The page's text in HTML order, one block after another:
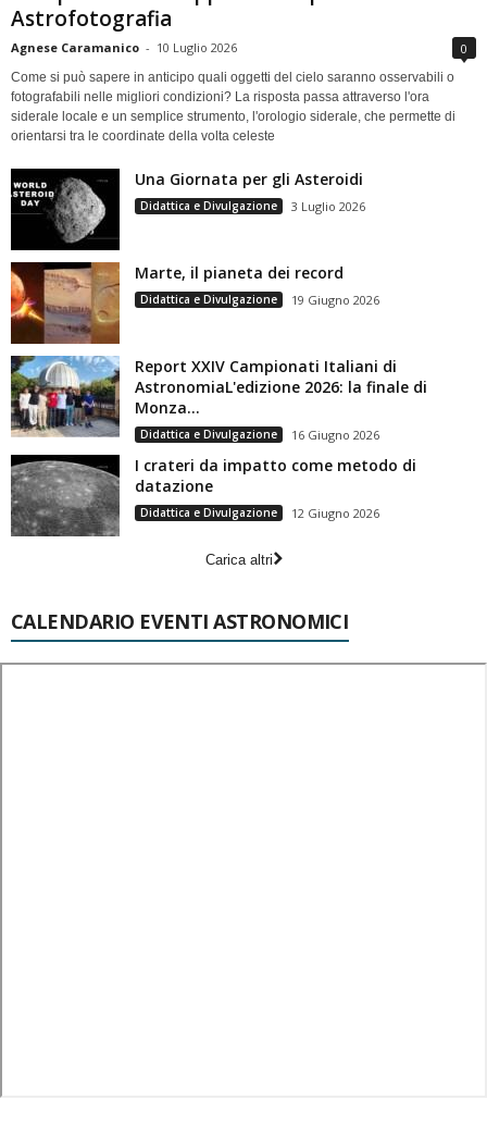
Astrofotografia
Agnese Caramanico - 10 Luglio 2026 0
Come si può sapere in anticipo quali oggetti del cielo saranno osservabili o
fotografabili nelle migliori condizioni? La risposta passa attraverso l'ora
siderale locale e un semplice strumento, l'orologio siderale, che permette di
orientarsi tra le coordinate della volta celeste
Una Giornata per gli Asteroidi
Didattica e Divulgazione 3 Luglio 2026
Marte, il pianeta dei record
Didattica e Divulgazione 19 Giugno 2026
Report XXIV Campionati Italiani di
AstronomiaL'edizione 2026: la finale di
Monza...
Didattica e Divulgazione 16 Giugno 2026
I crateri da impatto come metodo di
datazione
Didattica e Divulgazione 12 Giugno 2026
Carica altri
CALENDARIO EVENTI ASTRONOMICI